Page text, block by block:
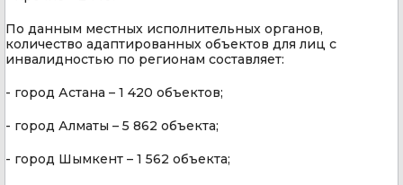
По данным местных исполнительных органов,
количество адаптированных объектов для лиц с
инвалидностью по регионам составляет:
- город Астана – 1 420 объектов;
- город Алматы – 5 862 объекта;
- город Шымкент – 1 562 объекта;